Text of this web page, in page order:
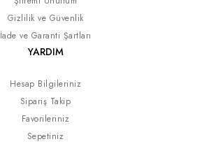
Gizlilik ve Güvenlik
İade ve Garanti Şartları
YARDIM
Hesap Bilgileriniz
Sipariş Takip
Favorileriniz
Sepetiniz